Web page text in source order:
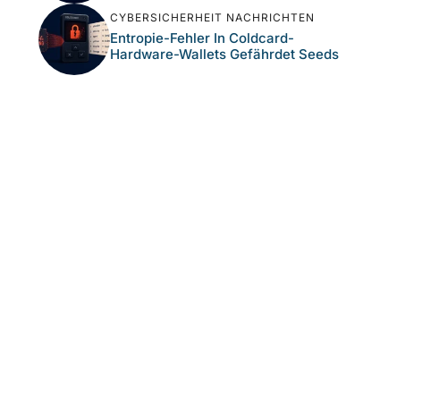
CYBERSICHERHEIT NACHRICHTEN
Entropie-Fehler In Coldcard-
Hardware-Wallets Gefährdet Seeds